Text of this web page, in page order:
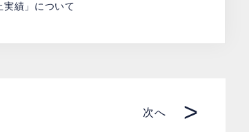
実績」について
次へ >